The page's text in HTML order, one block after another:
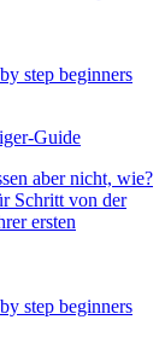
Guide
aber nicht, wie?
Schritt von der
ersten